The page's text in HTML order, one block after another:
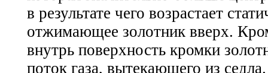
в результате чего возрастает
отжимающее золотник вверх.
внутрь поверхность кромки
поток газа, вытекающего из